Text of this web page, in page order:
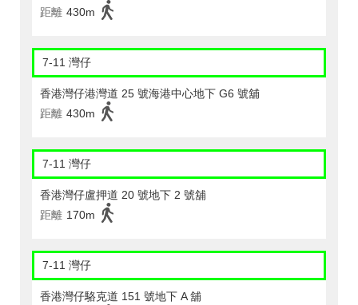
距離 430m
7-11 灣仔
香港灣仔港灣道 25 號海港中心地下 G6 號舖
距離 430m
7-11 灣仔
香港灣仔盧押道 20 號地下 2 號舖
距離 170m
7-11 灣仔
香港灣仔駱克道 151 號地下 A 舖